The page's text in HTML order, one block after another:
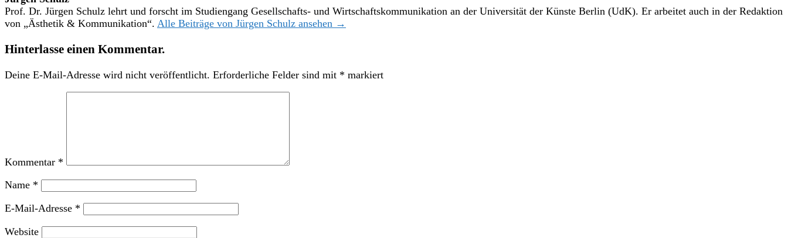
Prof. Dr. Jürgen Schulz lehrt und forscht im Studiengang Gesellschafts- und Wirtschaftskommunikation an der Universität der Künste Berlin (UdK). Er arbeitet auch in der Redaktion
von „Ästhetik & Kommunikation“. Alle Beiträge von Jürgen Schulz ansehen →
Hinterlasse einen Kommentar.
Deine E-Mail-Adresse wird nicht veröffentlicht. Erforderliche Felder sind mit * markiert
Kommentar *
Name *
E-Mail-Adresse *
Website